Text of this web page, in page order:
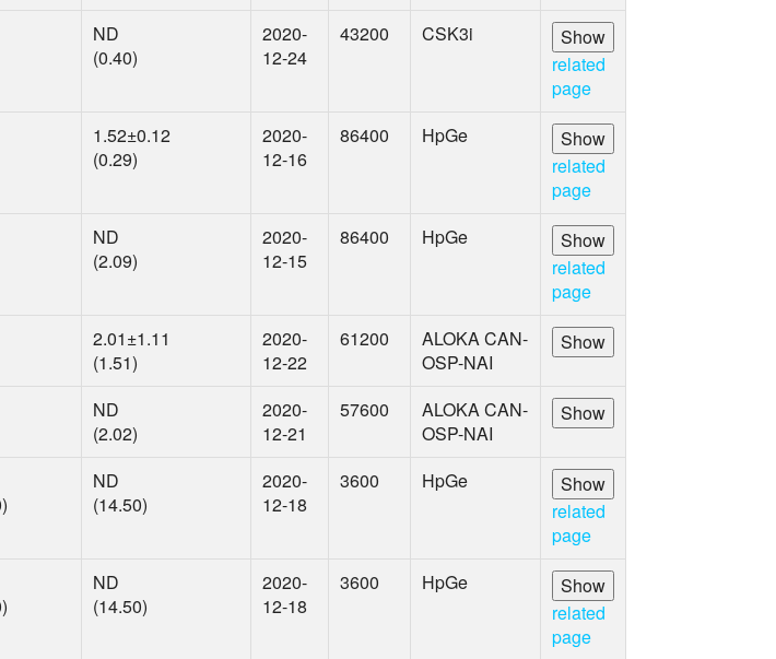
ND
(0.40)
2020-
12-24
43200
CSK3i
related
page
1.52±0.12
(0.29)
2020-
12-16
86400
HpGe
related
page
ND
(2.09)
2020-
12-15
86400
HpGe
related
page
2.01±1.11
(1.51)
2020-
12-22
61200
ALOKA CAN-
OSP-NAI
ND
(2.02)
2020-
12-21
57600
ALOKA CAN-
OSP-NAI
ND
(14.50)
2020-
12-18
3600
HpGe
related
page
ND
(14.50)
2020-
12-18
3600
HpGe
related
page